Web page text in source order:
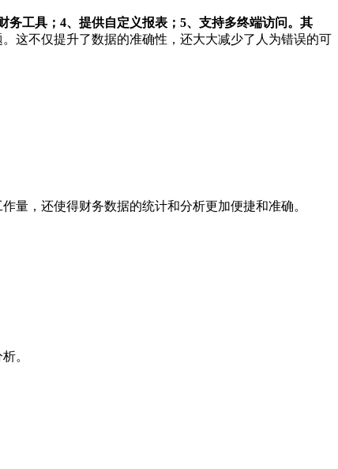
工具；4、提供自定义报表；5、支持多终端访问。其
这不仅提升了数据的准确性，还大大减少了人为错误的可
量，还使得财务数据的统计和分析更加便捷和准确。
。